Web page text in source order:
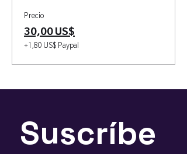
Precio
30,00 US$
+1,80 US$ Paypal
Suscríbe